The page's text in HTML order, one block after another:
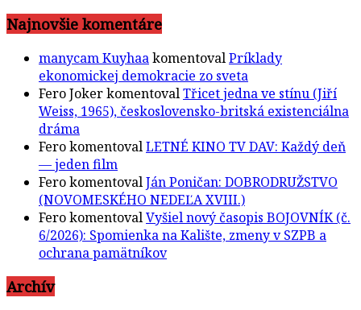
Najnovšie komentáre
manycam KuyhaakomentovalPríklady
ekonomickej demokracie zo sveta
Fero JokerkomentovalTřicet jedna ve stínu (Jiří
Weiss, 1965), československo-britská existenciálna
dráma
FerokomentovalLETNÉ KINO TV DAV: Každý deň
— jeden film
FerokomentovalJán Poničan: DOBRODRUŽSTVO
(NOVOMESKÉHO NEDEĽA XVIII.)
FerokomentovalVyšiel nový časopis BOJOVNÍK (č.
6/2026): Spomienka na Kalište, zmeny v SZPB a
ochrana pamätníkov
Archív